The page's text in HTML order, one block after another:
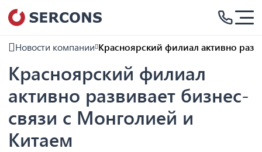
Новости компании Красноярский филиал активно
Красноярский филиал
активно развивает бизнес-
связи с Монголией и
Китаем